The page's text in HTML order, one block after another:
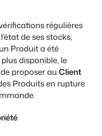
régulières
de ses stocks;
Produit a été
disponible, le
proposer au Client
Produits en rupture